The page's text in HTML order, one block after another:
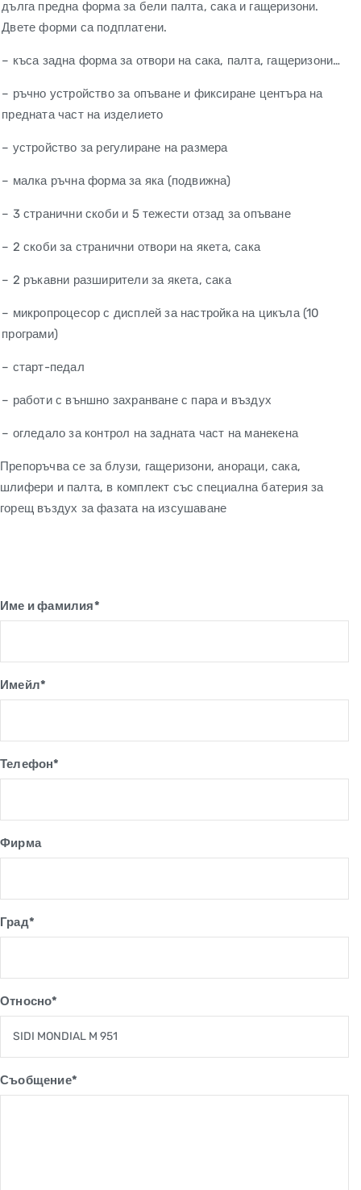
дълга предна форма за бели палта, сака и гащеризони.
Двете форми са подплатени.
– къса задна форма за отвори на сака, палта, гащеризони…
– ръчно устройство за опъване и фиксиране центъра на
предната част на изделието
– устройство за регулиране на размера
– малка ръчна форма за яка (подвижна)
– 3 странични скоби и 5 тежести отзад за опъване
– 2 скоби за странични отвори на якета, сака
– 2 ръкавни разширители за якета, сака
– микропроцесор с дисплей за настройка на цикъла (10
програми)
– старт-педал
– работи с външно захранване с пара и въздух
– огледало за контрол на задната част на манекена
Препоръчва се за блузи, гащеризони, анораци, сака,
шлифери и палта, в комплект със специална батерия за
горещ въздух за фазата на изсушаване
Име и фамилия*
Имейл*
Телефон*
Фирма
Град*
Относно*
Съобщение*